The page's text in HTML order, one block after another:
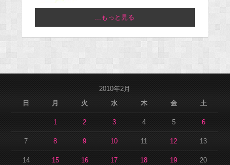
...もっと見る
2010年2月
日
月 火 水 木 金 土
1 2 3 4 5 6
7 8 9 10 11 12 13
14 15 16 17 18 19 20